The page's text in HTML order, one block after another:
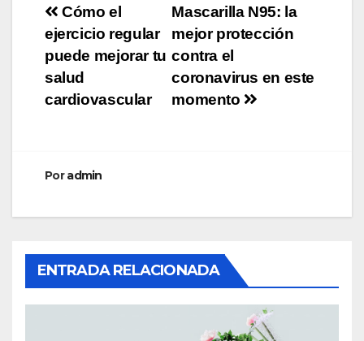
Navegación
de
entradas
Mascarilla N95: la
mejor protección
contra el
coronavirus en este
momento
Cómo el
ejercicio regular
puede mejorar tu
salud
cardiovascular
Poradmin
ENTRADA RELACIONADA